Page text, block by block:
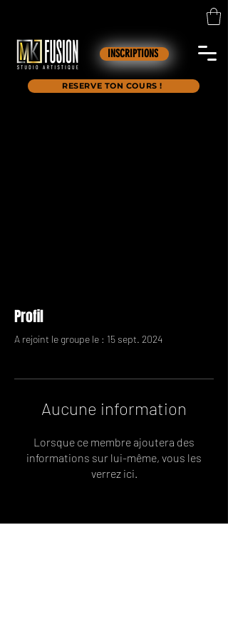
INSCRIPTIONS
RESERVE TON COURS !
Profil
A rejoint le groupe le : 15 sept. 2024
Aucune information
Lorsque ce membre ajoutera des
informations sur lui-même, vous les
verrez ici.